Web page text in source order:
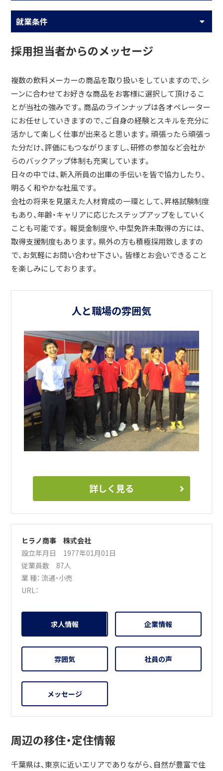
就業条件
採用担当者からのメッセージ
複数の飲料メーカーの商品を取り扱いをしていますので、シ
ーンに合わせてお好きな商品をお客様に選択して頂けるこ
とが当社の強みです。商品のラインナップは各オペレーター
にお任せしていきますので、ご自身の経験とスキルを充分に
活かして楽しく仕事が出来ると思います。頑張ったら頑張っ
た分だけ、評価にもつながりますし、研修の参加など会社か
らのバックアップ体制も充実しています。
日々の中では、新入所員の出庫の手伝いを皆で協力したり、
明るく和やかな社風です。
会社の将来を見据えた人材育成の一環として、昇格試験制度
もあり、年齢・キャリアに応じたステップアップをしていく
ことも可能です。 報奨金制度や、中型免許未取得の方には、
取得支援制度もあります。県外の方も積極採用致しますの
で、お気軽にお問い合わせ下さい。皆様とお会いできること
を楽しみにしております。
人と職場の雰囲気
詳しく見る
ヒラノ商事 株式会社
設立年月日 1977年01月01日
従業員数 87人
業 種：流通・小売
URL：
求人情報 企業情報
雰囲気 社員の声
メッセージ
周辺の移住・定住情報
千葉県は、東京に近いエリアでありながら、自然が豊富で住